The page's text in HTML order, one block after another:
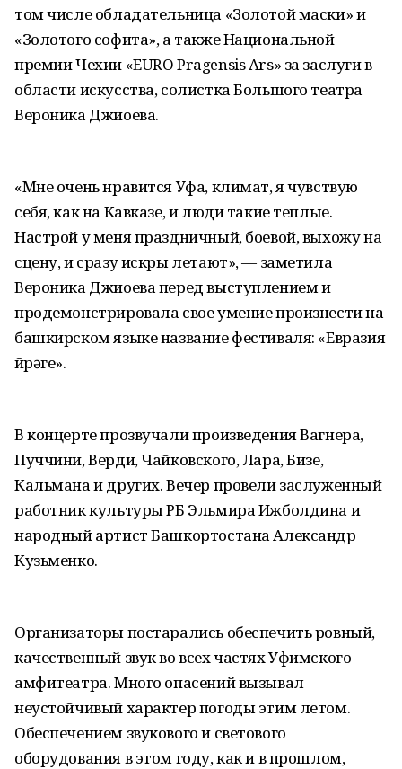
том числе обладательница «Золотой маски» и
«Золотого софита», а также Национальной
премии Чехии «EURO Pragensis Ars» за заслуги в
области искусства, солистка Большого театра
Вероника Джиоева.
«Мне очень нравится Уфа, климат, я чувствую
себя, как на Кавказе, и люди такие теплые.
Настрой у меня праздничный, боевой, выхожу на
сцену, и сразу искры летают», — заметила
Вероника Джиоева перед выступлением и
продемонстрировала свое умение произнести на
башкирском языке название фестиваля: «Евразия
йөрәге».
В концерте прозвучали произведения Вагнера,
Пуччини, Верди, Чайковского, Лара, Бизе,
Кальмана и других. Вечер провели заслуженный
работник культуры РБ Эльмира Ижболдина и
народный артист Башкортостана Александр
Кузьменко.
Организаторы постарались обеспечить ровный,
качественный звук во всех частях Уфимского
амфитеатра. Много опасений вызывал
неустойчивый характер погоды этим летом.
Обеспечением звукового и светового
оборудования в этом году, как и в прошлом,